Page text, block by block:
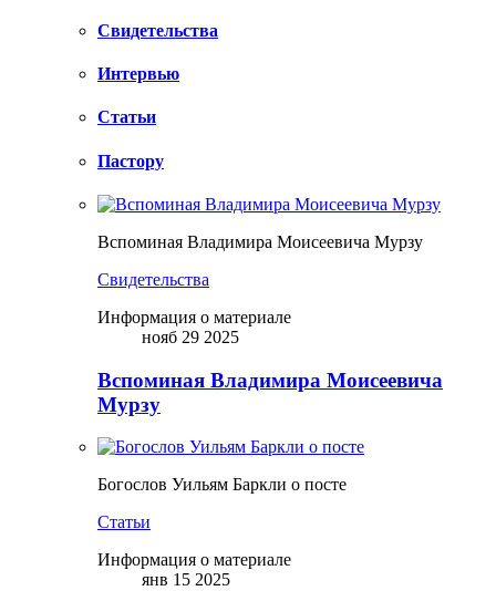
Свидетельства
Интервью
Статьи
Пастору
Вспоминая Владимира Моисеевича Мурзу
Свидетельства
Информация о материале
нояб 29 2025
Вспоминая Владимира Моисеевича
Мурзу
Богослов Уильям Баркли о посте
Статьи
Информация о материале
янв 15 2025